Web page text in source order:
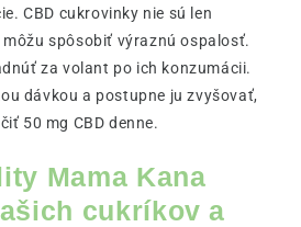
CBD cukrovinky nie sú len
spôsobiť výraznú ospalosť.
za volant po ich konzumácii.
dávkou a postupne ju zvyšovať,
50 mg CBD denne.
Mama Kana
cukríkov a